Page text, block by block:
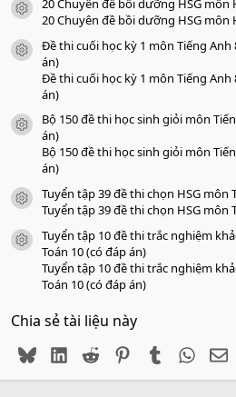
a
o
icon tài liệu
20 Chuyên đề bồi dưỡng HSG môn
20 Chuyên đề bồi dưỡng HSG môn
icon tài liệu
Đề thi cuối học kỳ 1 môn Tiếng Anh
án)
Đề thi cuối học kỳ 1 môn Tiếng Anh
án)
icon tài liệu
Bộ 150 đề thi học sinh giỏi môn
án)
Bộ 150 đề thi học sinh giỏi môn
án)
icon tài liệu
Tuyển tập 39 đề thi chọn HSG môn
Tuyển tập 39 đề thi chọn HSG môn
icon tài liệu
Tuyển tập 10 đề thi trắc nghiệm
Toán 10 (có đáp án)
Tuyển tập 10 đề thi trắc nghiệm
Toán 10 (có đáp án)
Chia sẻ tài liệu này
BlueskyLinkedIn
Reddit PinterestTumblr